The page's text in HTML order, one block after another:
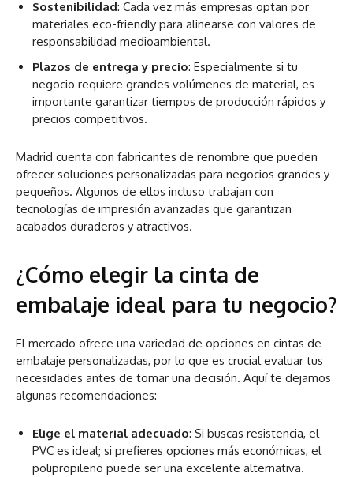
Sostenibilidad: Cada vez más empresas optan por
materiales eco-friendly para alinearse con valores de
responsabilidad medioambiental.
Plazos de entrega y precio: Especialmente si tu
negocio requiere grandes volúmenes de material, es
importante garantizar tiempos de producción rápidos y
precios competitivos.
Madrid cuenta con fabricantes de renombre que pueden
ofrecer soluciones personalizadas para negocios grandes y
pequeños. Algunos de ellos incluso trabajan con
tecnologías de impresión avanzadas que garantizan
acabados duraderos y atractivos.
¿Cómo elegir la cinta de
embalaje ideal para tu negocio?
El mercado ofrece una variedad de opciones en cintas de
embalaje personalizadas, por lo que es crucial evaluar tus
necesidades antes de tomar una decisión. Aquí te dejamos
algunas recomendaciones:
Elige el material adecuado: Si buscas resistencia, el
PVC es ideal; si prefieres opciones más económicas, el
polipropileno puede ser una excelente alternativa.